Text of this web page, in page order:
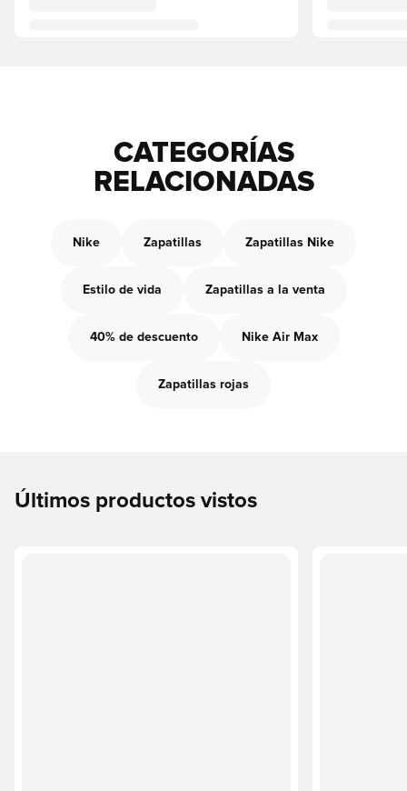
CATEGORÍAS
RELACIONADAS
Nike Zapatillas Zapatillas Nike
Estilo de vida Zapatillas a la venta
40% de descuento Nike Air Max
Zapatillas rojas
Últimos productos vistos